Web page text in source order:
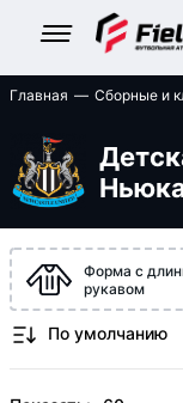
Главная Сборные и
Форма с
рукавом